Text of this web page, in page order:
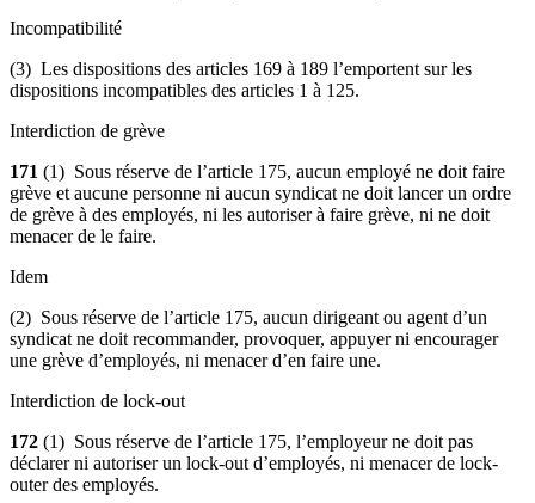
Incompatibilité
(3) Les dispositions des articles 169 à 189 l’emportent sur les
dispositions incompatibles des articles 1 à 125.
Interdiction de grève
171 (1) Sous réserve de l’article 175, aucun employé ne doit faire
grève et aucune personne ni aucun syndicat ne doit lancer un ordre
de grève à des employés, ni les autoriser à faire grève, ni ne doit
menacer de le faire.
Idem
(2) Sous réserve de l’article 175, aucun dirigeant ou agent d’un
syndicat ne doit recommander, provoquer, appuyer ni encourager
une grève d’employés, ni menacer d’en faire une.
Interdiction de lock-out
172 (1) Sous réserve de l’article 175, l’employeur ne doit pas
déclarer ni autoriser un lock-out d’employés, ni menacer de lock-
outer des employés.